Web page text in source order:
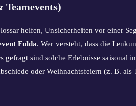
Teamevents)
helfen, Unsicherheiten vor einer
Fulda. Wer versteht, dass die
sind solche Erlebnisse saisonal
oder Weihnachtsfeiern (z. B. als